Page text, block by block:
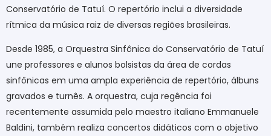
Conservatório de Tatuí. O repertório inclui a diversidade
rítmica da música raiz de diversas regiões brasileiras.
Desde 1985, a Orquestra Sinfônica do Conservatório de Tatuí
une professores e alunos bolsistas da área de cordas
sinfônicas em uma ampla experiência de repertório, álbuns
gravados e turnês. A orquestra, cuja regência foi
recentemente assumida pelo maestro italiano Emmanuele
Baldini, também realiza concertos didáticos com o objetivo